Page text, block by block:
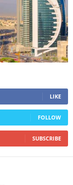
LIKE
FOLLOW
SUBSCRIBE